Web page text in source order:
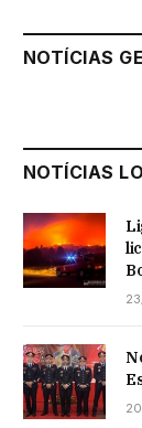
NOTÍCIAS
NOTÍCIAS